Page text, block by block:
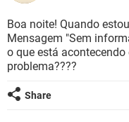
GUIA DE COMPRAS
INSTAGRAM
GUIA DE COMPRAS
CELULAR
OUTLOOK
INSTAGRAM
CELULAR
OUTLOOK
INSTAGRAM
Boa noite! Quando
Mensagem "Sem
o que está
problema????
Share